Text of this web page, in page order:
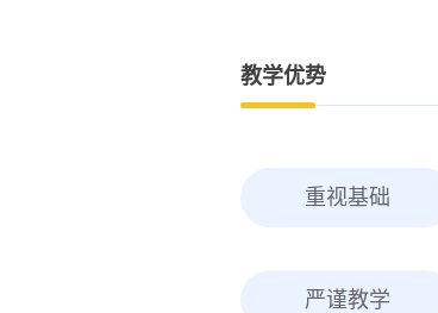
教学优势
重视基础
严谨教学